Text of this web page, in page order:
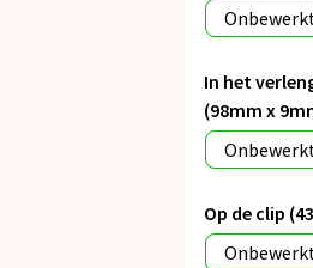
In het
(98mm x
Op de clip